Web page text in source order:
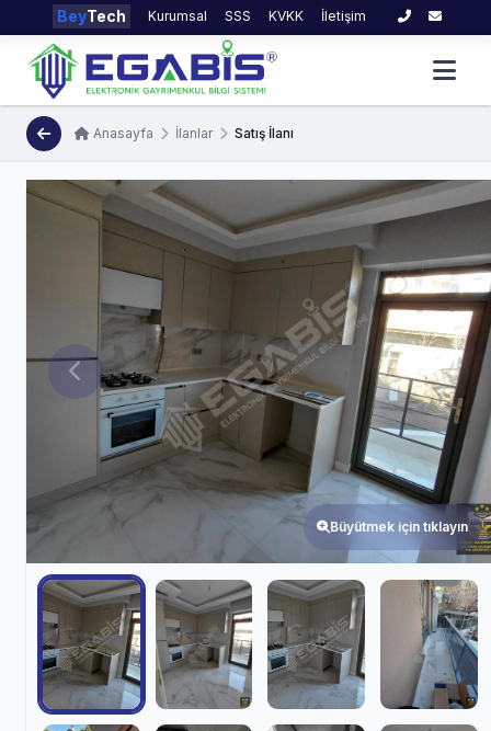
BeyTech Kurumsal SSS KVKK İletişim
Anasayfa İlanlar Satış İlanı
Büyütmek için tıklayın